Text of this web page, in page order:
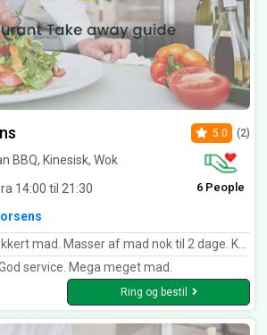
BBQ, Kinesisk, Wok
14:00 til 21:30
5.0 (2)
6 People
Masser af mad nok til 2 dage. Kan varmt anbefales
service. Mega meget mad.
Ring og bestil